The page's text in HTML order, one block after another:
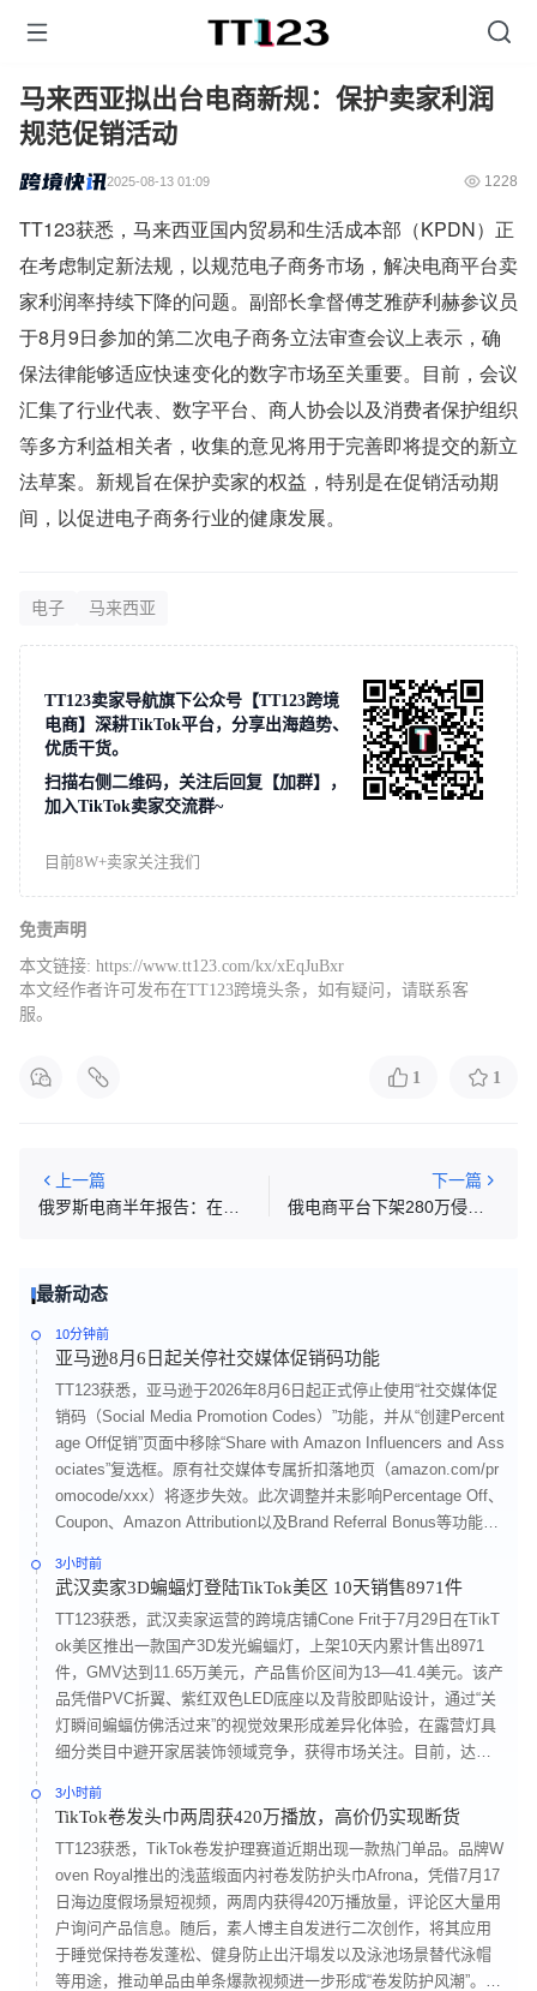
马来西亚拟出台电商新规：保护卖家利润
规范促销活动
2025-08-13 01:09 1228
TT123获悉，马来西亚国内贸易和生活成本部（KPDN）正
在考虑制定新法规，以规范电子商务市场，解决电商平台卖
家利润率持续下降的问题。副部长拿督傅芝雅萨利赫参议员
于8月9日参加的第二次电子商务立法审查会议上表示，确
保法律能够适应快速变化的数字市场至关重要。目前，会议
汇集了行业代表、数字平台、商人协会以及消费者保护组织
等多方利益相关者，收集的意见将用于完善即将提交的新立
法草案。新规旨在保护卖家的权益，特别是在促销活动期
间，以促进电子商务行业的健康发展。
电子 马来西亚
TT123卖家导航旗下公众号【TT123跨境
电商】深耕TikTok平台，分享出海趋势、
优质干货。
扫描右侧二维码，关注后回复【加群】，
加入TikTok卖家交流群~
目前8W+卖家关注我们
免责声明
本文链接: https://www.tt123.com/kx/xEqJuBxr
本文经作者许可发布在TT123跨境头条，如有疑问，请联系客
服。
1 1
上一篇
下一篇
最新动态
10分钟前
亚马逊8月6日起关停社交媒体促销码功能
TT123获悉，亚马逊于2026年8月6日起正式停止使用“社交媒体促
销码（Social Media Promotion Codes）”功能，并从“创建Percent
age Off促销”页面中移除“Share with Amazon Influencers and Ass
ociates”复选框。原有社交媒体专属折扣落地页（amazon.com/pr
omocode/xxx）将逐步失效。此次调整并未影响Percentage Off、
Coupon、Amazon Attribution以及Brand Referral Bonus等功能，
外推广链路。
3小时前
武汉卖家3D蝙蝠灯登陆TikTok美区 10天销售8971件
TT123获悉，武汉卖家运营的跨境店铺Cone Frit于7月29日在TikT
ok美区推出一款国产3D发光蝙蝠灯，上架10天内累计售出8971
件，GMV达到11.65万美元，产品售价区间为13—41.4美元。该产
品凭借PVC折翼、紫红双色LED底座以及背胶即贴设计，通过“关
灯瞬间蝙蝠仿佛活过来”的视觉效果形成差异化体验，在露营灯具
细分类目中避开家居装饰领域竞争，获得市场关注。目前，达人
关灯”的展示方式，在7天内实现1190万播放量、24万点赞，并带
动2566件商品销售。
3小时前
TikTok卷发头巾两周获420万播放，高价仍实现断货
TT123获悉，TikTok卷发护理赛道近期出现一款热门单品。品牌W
oven Royal推出的浅蓝缎面内衬卷发防护头巾Afrona，凭借7月17
日海边度假场景短视频，两周内获得420万播放量，评论区大量用
户询问产品信息。随后，素人博主自发进行二次创作，将其应用
于睡觉保持卷发蓬松、健身防止出汗塌发以及泳池场景替代泳帽
等用途，推动单品由单条爆款视频进一步形成“卷发防护风潮”。品